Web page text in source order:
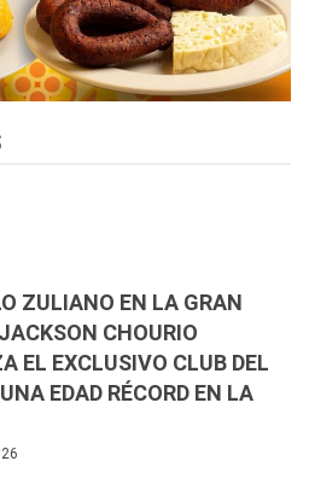
ZULIANO EN LA GRAN
CHOURIO
EL EXCLUSIVO CLUB DEL
EDAD RÉCORD EN LA